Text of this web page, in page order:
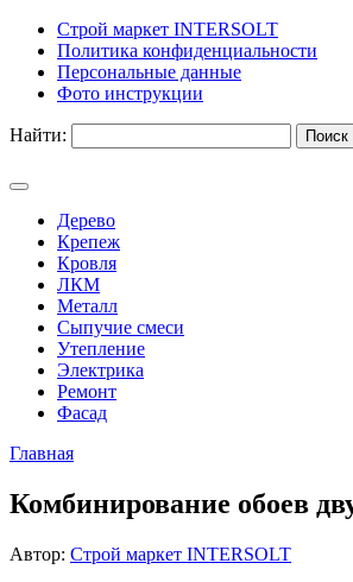
Строй маркет INTERSOLT
Политика конфиденциальности
Персональные данные
Фото инструкции
Найти:
Дерево
Крепеж
Кровля
ЛКМ
Металл
Сыпучие смеси
Утепление
Электрика
Ремонт
Фасад
Главная
Комбинирование обоев
Автор: Строй маркет INTERSOLT